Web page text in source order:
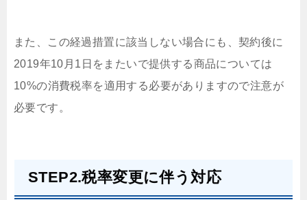
また、この経過措置に該当しない場合にも、契約後に
2019年10月1日をまたいで提供する商品については
10%の消費税率を適用する必要がありますので注意が
必要です。
STEP2.税率変更に伴う対応